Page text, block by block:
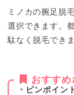
ミノカの腕足脱
選択できます。
駄なく脱毛できま
おすすめ
・ピンポイン